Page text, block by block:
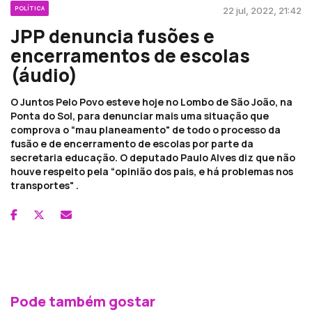
POLÍTICA 22 jul, 2022, 21:42
JPP denuncia fusões e
encerramentos de escolas
(áudio)
O Juntos Pelo Povo esteve hoje no Lombo de São João, na
Ponta do Sol, para denunciar mais uma situação que
comprova o “mau planeamento" de todo o processo da
fusão e de encerramento de escolas por parte da
secretaria educação. O deputado Paulo Alves diz que não
houve respeito pela “opinião dos pais, e há problemas nos
transportes" .
Pode também gostar